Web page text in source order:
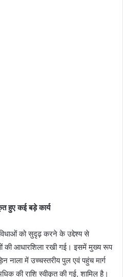
हुए कई बड़े कार्य
को सुदृढ़ करने के उद्देश्य से
की आधारशिला रखी गई। इसमें मुख्य रूप
नाला में उच्चस्तरीय पुल एवं पहुंच मार्ग
की राशि स्वीकृत की गई, शामिल है।